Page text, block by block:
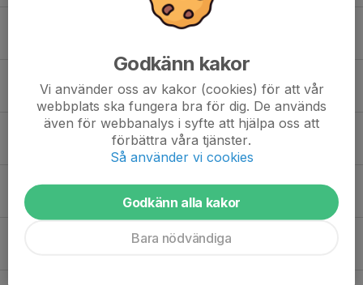
Ledare sökes för barn födda 2020!
4 sep 2024 0
Nytt Bankgiro på våra fakturor
26 jul 2024 0
Nu drar vi igång!
15 maj 2024 1
Barn födda 2019!
Godkänn kakor
Vi använder oss av kakor (cookies) för att vår
webbplats ska fungera bra för dig. De används
även för webbanalys i syfte att hjälpa oss att
förbättra våra tjänster.
Så använder vi cookies
Godkänn alla kakor
Bara nödvändiga